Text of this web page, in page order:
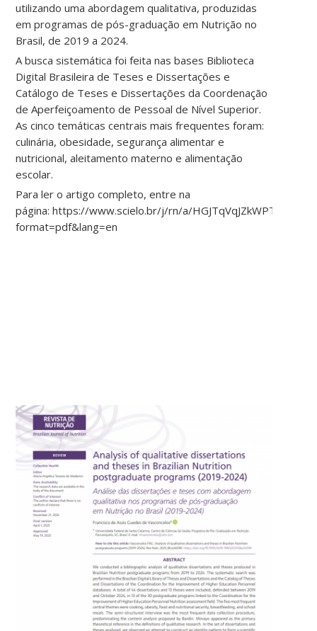
utilizando uma abordagem qualitativa, produzidas
em programas de pós-graduação em Nutrição no
Brasil, de 2019 a 2024.
A busca sistemática foi feita nas bases Biblioteca
Digital Brasileira de Teses e Dissertações e
Catálogo de Teses e Dissertações da Coordenação
de Aperfeiçoamento de Pessoal de Nível Superior.
As cinco temáticas centrais mais frequentes foram:
culinária, obesidade, segurança alimentar e
nutricional, aleitamento materno e alimentação
escolar.
Para ler o artigo completo, entre na
página: https://www.scielo.br/j/rn/a/
format=pdf&lang=en